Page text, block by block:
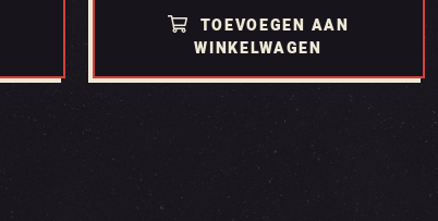
TOEVOEGEN AAN
WINKELWAGEN